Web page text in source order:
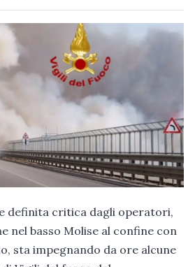
definita critica dagli operatori,
nel basso Molise al confine con
sta impegnando da ore alcune